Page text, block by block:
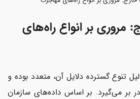
کاری
مروری بر انواع راه‌های
تنوع گسترده دلایل آن، متعدد بوده و
بر می‌گیرد. بر اساس داده‌های سازمان